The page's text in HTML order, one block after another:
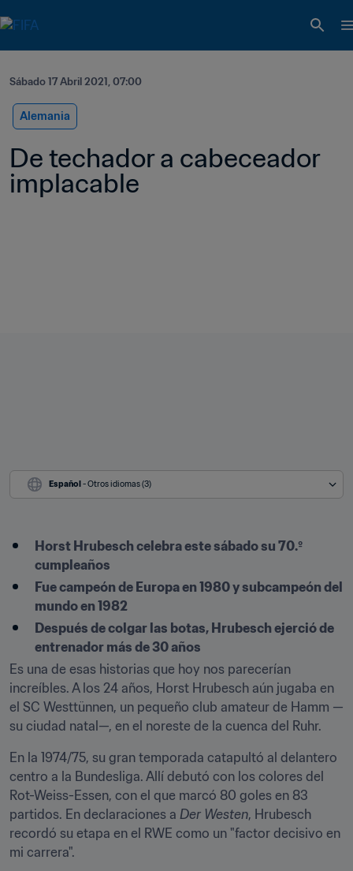
Sábado 17 Abril 2021, 07:00
Alemania
De techador a cabeceador
implacable
Español - Otros idiomas (3)
Horst Hrubesch celebra este sábado su 70.º
cumpleaños
Fue campeón de Europa en 1980 y subcampeón del
mundo en 1982
Después de colgar las botas, Hrubesch ejerció de
entrenador más de 30 años
Es una de esas historias que hoy nos parecerían
increíbles. A los 24 años, Horst Hrubesch aún jugaba en
el SC Westtünnen, un pequeño club amateur de Hamm —
su ciudad natal—, en el noreste de la cuenca del Ruhr.
En la 1974/75, su gran temporada catapultó al delantero
centro a la Bundesliga. Allí debutó con los colores del
Rot-Weiss-Essen, con el que marcó 80 goles en 83
partidos. En declaraciones a Der Westen, Hrubesch
recordó su etapa en el RWE como un "factor decisivo en
mi carrera".